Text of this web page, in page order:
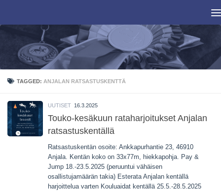
TAGGED: ANJALAN RATSASTUSKENTTÄ
UUTISET 16.3.2025
Touko-kesäkuun rataharjoitukset Anjalan
ratsastuskentällä
Ratsastuskentän osoite: Ankkapurhantie 23, 46910
Anjala. Kentän koko on 33x77m, hiekkapohja. Pay &
Jump 18.-23.5.2025 (peruuntui vähäisen
osallistujamäärän takia) Esterata Anjalan kentällä
harjoittelua varten Kouluaidat kentällä 25.5.-28.5.2025